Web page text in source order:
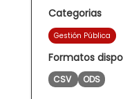
Categorias
Gestión Pública
Formatos
CSV ODS